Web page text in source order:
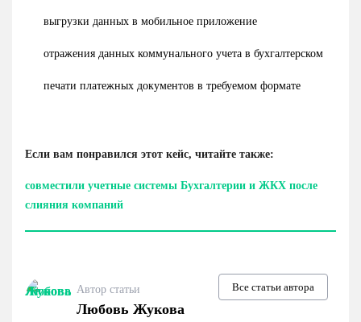
выгрузки данных в мобильное приложение
отражения данных коммунального учета в бухгалтерском
печати платежных документов в требуемом формате
Если вам понравился этот кейс, читайте также:
совместили учетные системы Бухгалтерии и ЖКХ после
слияния компаний
Автор статьи
Любовь Жукова
Все статьи автора